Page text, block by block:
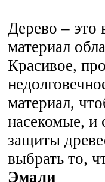
Дерево – это
материал
Красивое,
материал,
насекомые, и
защиты
выбрать то,
Эмали